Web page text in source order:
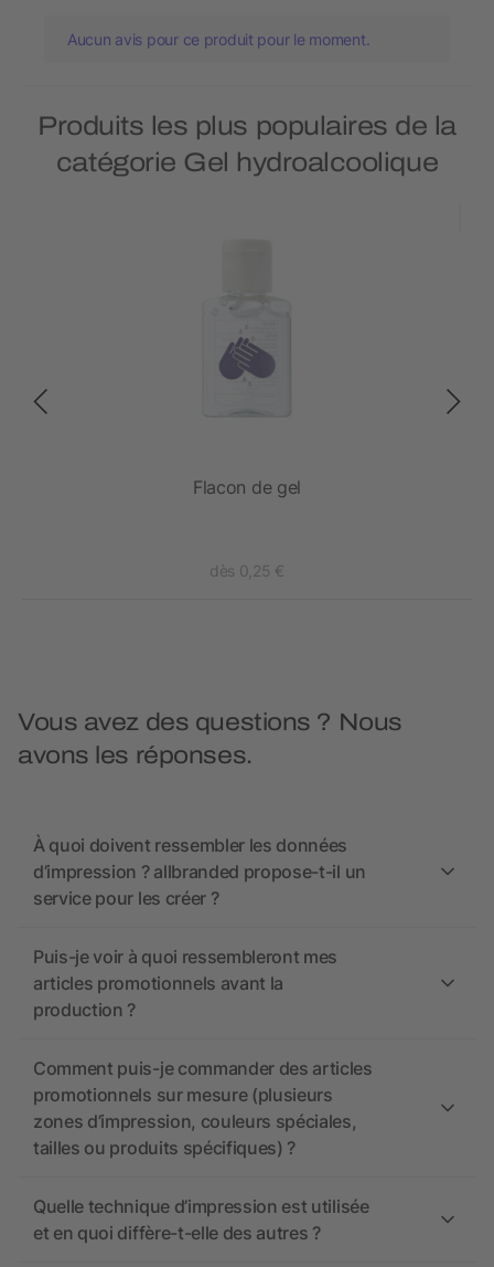
Aucun avis pour ce produit pour le moment.
Produits les plus populaires de la
catégorie Gel hydroalcoolique
Flacon de gel
dès 0,25 €
Vous avez des questions ? Nous
avons les réponses.
À quoi doivent ressembler les données
d’impression ? allbranded propose-t-il un
service pour les créer ?
Puis-je voir à quoi ressembleront mes
articles promotionnels avant la
production ?
Comment puis-je commander des articles
promotionnels sur mesure (plusieurs
zones d’impression, couleurs spéciales,
tailles ou produits spécifiques) ?
Quelle technique d’impression est utilisée
et en quoi diffère-t-elle des autres ?